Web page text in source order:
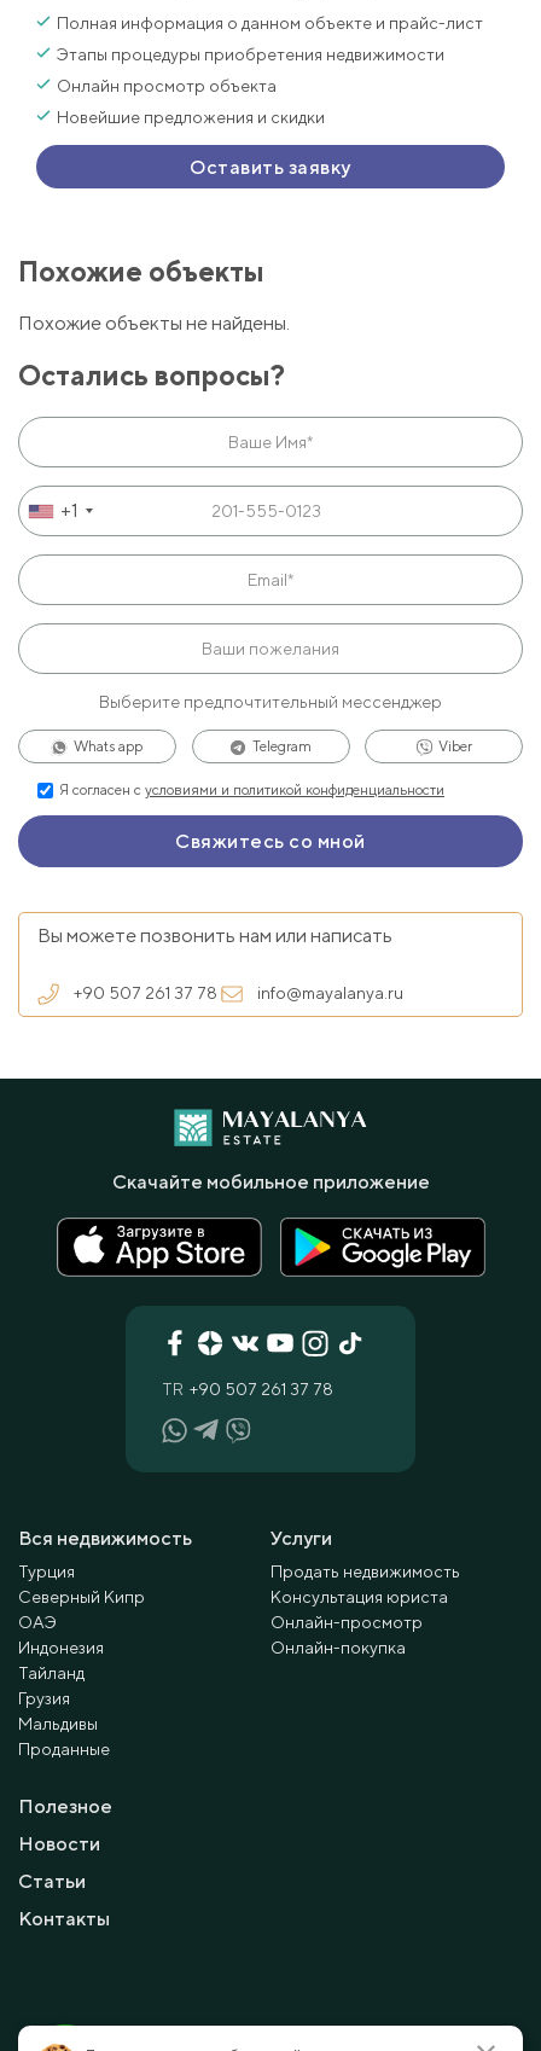
Полная информация о данном объекте и прайс-лист
Этапы процедуры приобретения недвижимости
Онлайн просмотр объекта
Новейшие предложения и скидки
Оставить заявку
Похожие объекты
Похожие объекты не найдены.
Остались вопросы?
+1
Выберите предпочтительный мессенджер
Whats app Telegram Viber
Я согласен с условиями и политикой конфиденциальности
Вы можете позвонить нам или написать
+90 507 261 37 78 info@mayalanya.ru
Вся недвижимость
Турция
Северный Кипр
ОАЭ
Индонезия
Тайланд
Грузия
Мальдивы
Проданные
Услуги
Продать недвижимость
Консультация юриста
Онлайн-просмотр
Онлайн-покупка
Полезное
Новости
Статьи
Контакты
TR +90 507 261 37 78
Скачайте мобильное приложение